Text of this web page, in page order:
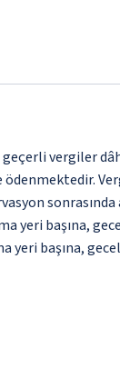
vergiler
yeri başına,
yeri başına,